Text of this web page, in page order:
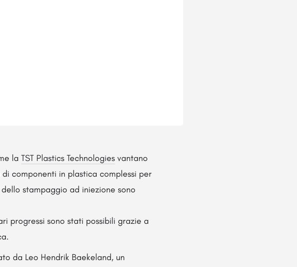
la TST Plastics Technologies vantano
componenti in plastica complessi per
stampaggio ad iniezione sono
progressi sono stati possibili grazie a
da Leo Hendrik Baekeland, un